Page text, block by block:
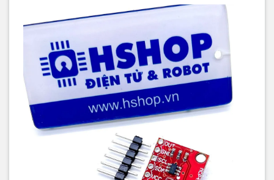
Eight Available Addresses
Standard (100 kbps), Fast (400 kbps), and High-Speed (3.4
Mbps) Modes
Datasheet.
Hướng dẫn sử dụng và code mẫu Arduino.